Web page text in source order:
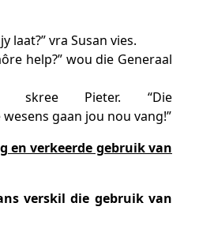
laat?” vra Susan vies.
help?” wou die Generaal
skree Pieter. “Die
gaan jou nou vang!”
en verkeerde gebruik van
verskil die gebruik van